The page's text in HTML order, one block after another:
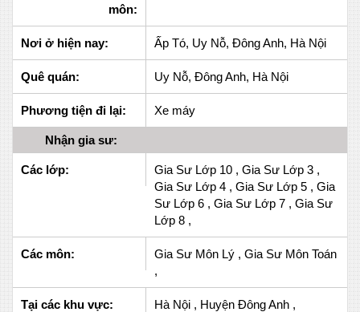
môn:
Nơi ở hiện nay: Ấp Tó, Uy Nỗ, Đông Anh, Hà Nội
Quê quán: Uy Nỗ, Đông Anh, Hà Nội
Phương tiện đi lại: Xe máy
Nhận gia sư:
Các lớp:
Gia Sư Lớp 10 , Gia Sư Lớp 3 ,
Gia Sư Lớp 4 , Gia Sư Lớp 5 , Gia
Sư Lớp 6 , Gia Sư Lớp 7 , Gia Sư
Lớp 8 ,
Các môn:
Gia Sư Môn Lý , Gia Sư Môn Toán
,
Tại các khu vực: Hà Nội , Huyện Đông Anh ,